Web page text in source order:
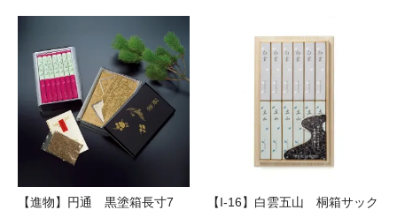
【進物】円通 黒塗箱長寸7
【I-16】白雲五山 桐箱サック